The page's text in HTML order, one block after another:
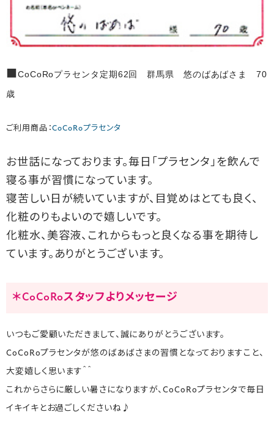
CoCoRoプラセンタ定期62回 群馬県 悠のばあばさま 70
歳
ご利用商品：CoCoRoプラセンタ
お世話になっております。毎日「プラセンタ」を飲んで
寝る事が習慣になっています。
寝苦しい日が続いていますが、目覚めはとても良く、
化粧のりもよいので嬉しいです。
化粧水、美容液、これからもっと良くなる事を期待し
ています。ありがとうございます。
＊CoCoRoスタッフよりメッセージ
いつもご愛顧いただきまして、誠にありがとうございます。
CoCoRoプラセンタが悠のばあばさまの習慣となっておりますこと、
大変嬉しく思います＾＾
これからさらに厳しい暑さになりますが、CoCoRoプラセンタで毎日
イキイキとお過ごしくださいね♪